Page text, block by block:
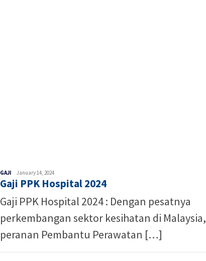
GAJI Ibnu
Hafiz
January 14, 2024
Gaji PPK Hospital 2024
Gaji PPK Hospital 2024 : Dengan pesatnya
perkembangan sektor kesihatan di Malaysia,
peranan Pembantu Perawatan […]